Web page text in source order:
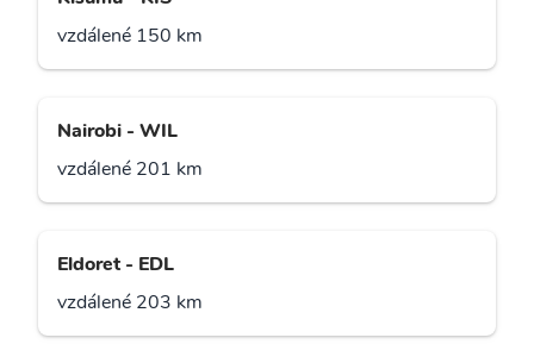
vzdálené 150 km
Nairobi - WIL
vzdálené 201 km
Eldoret - EDL
vzdálené 203 km